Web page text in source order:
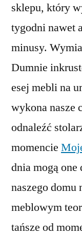
sklepu, który
tygodni nawet
minusy.
Dumnie
esej mebli na
wykona nasze
odnaleźć
momencie
dnia mogą
naszego domu
meblowym
tańsze od